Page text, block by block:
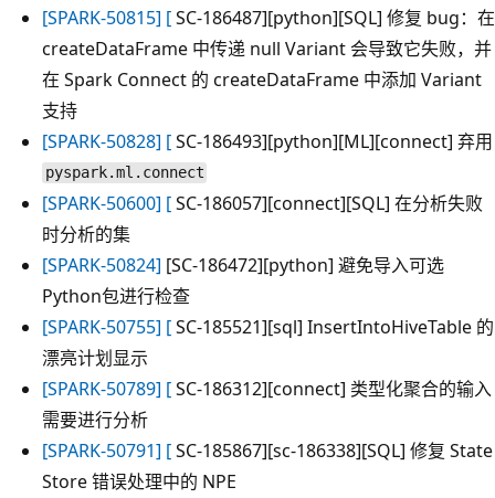
[SPARK-50815] [SC-186487][python][SQL] 修复 bug：在
createDataFrame 中传递 null Variant 会导致它失败，并
在 Spark Connect 的 createDataFrame 中添加 Variant
支持
[SPARK-50828] [SC-186493][python][ML][connect] 弃用
pyspark.ml.connect
[SPARK-50600] [SC-186057][connect][SQL] 在分析失败
时分析的集
[SPARK-50824] [SC-186472][python] 避免导入可选
Python包进行检查
[SPARK-50755] [SC-185521][sql] InsertIntoHiveTable 的
漂亮计划显示
[SPARK-50789] [SC-186312][connect] 类型化聚合的输入
需要进行分析
[SPARK-50791] [SC-185867][sc-186338][SQL] 修复 State
Store 错误处理中的 NPE